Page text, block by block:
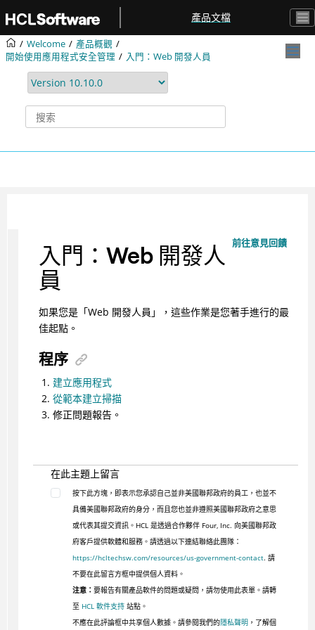
產品文檔
Welcome
產品概觀
開始使用應用程式安全管理
入門：Web 開發人員
前往意見回饋
入門：Web 開發人
員
如果您是「Web 開發人員」，這些作業是您著手進行的最
佳起點。
程序
建立應用程式
從範本建立掃描
修正問題報告。
在此主題上留言
按下此方塊，即表示您承認自己並非美國聯邦政府的員工，也並不
具備美國聯邦政府的身分，而且您也並非遵照美國聯邦政府之意思
或代表其提交資訊。HCL 是透過合作夥伴 Four, Inc. 向美國聯邦政
府客戶提供軟體和服務。請透過以下連結聯絡此團隊：
https://hcltechsw.com/resources/us-government-contact. 請
不要在此留言方框中提供個人資料。
注意： 要報告有關產品軟件的問題或疑問，請勿使用此表單。請轉
至 HCL 軟件支持站點。
不應在此評論框中共享個人數據。請參閱我們的隱私聲明 ，了解個